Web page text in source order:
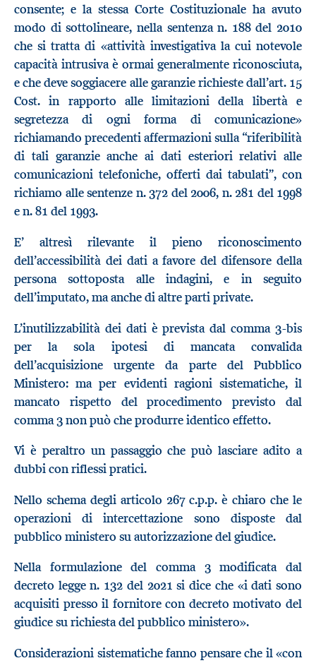
consente; e la stessa Corte Costituzionale ha avuto
modo di sottolineare, nella sentenza n. 188 del 2010
che si tratta di «attività investigativa la cui notevole
capacità intrusiva è ormai generalmente riconosciuta,
e che deve soggiacere alle garanzie richieste dall’art. 15
Cost. in rapporto alle limitazioni della libertà e
segretezza di ogni forma di comunicazione»
richiamando precedenti affermazioni sulla “riferibilità
di tali garanzie anche ai dati esteriori relativi alle
comunicazioni telefoniche, offerti dai tabulati”, con
richiamo alle sentenze n. 372 del 2006, n. 281 del 1998
e n. 81 del 1993.
E’ altresì rilevante il pieno riconoscimento
dell’accessibilità dei dati a favore del difensore della
persona sottoposta alle indagini, e in seguito
dell’imputato, ma anche di altre parti private.
L’inutilizzabilità dei dati è prevista dal comma 3-bis
per la sola ipotesi di mancata convalida
dell’acquisizione urgente da parte del Pubblico
Ministero: ma per evidenti ragioni sistematiche, il
mancato rispetto del procedimento previsto dal
comma 3 non può che produrre identico effetto.
Vi è peraltro un passaggio che può lasciare adito a
dubbi con riflessi pratici.
Nello schema degli articolo 267 c.p.p. è chiaro che le
operazioni di intercettazione sono disposte dal
pubblico ministero su autorizzazione del giudice.
Nella formulazione del comma 3 modificata dal
decreto legge n. 132 del 2021 si dice che «i dati sono
acquisiti presso il fornitore con decreto motivato del
giudice su richiesta del pubblico ministero».
Considerazioni sistematiche fanno pensare che il «con